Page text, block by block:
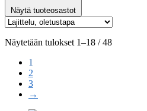
Näytä tuoteosastot
Näytetään tulokset 1–18 / 48
1
2
3
→